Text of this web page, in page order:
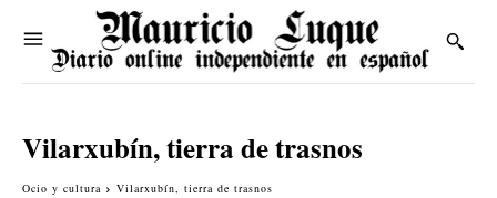
Vilarxubín, tierra de trasnos
Ocio y cultura Vilarxubín, tierra de trasnos